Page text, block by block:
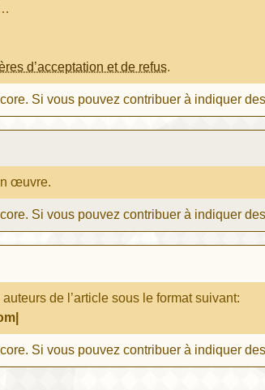
d’acceptation et de refus.
Si vous pouvez contribuer à indiquer
œuvre.
Si vous pouvez contribuer à indiquer
de l’article sous le format suivant:
Si vous pouvez contribuer à indiquer